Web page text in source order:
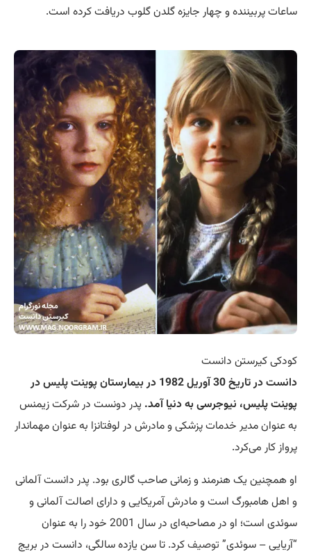
ساعات پربیننده و چهار جایزه گلدن گلوب دریافت کرده است.
کودکی کیرستن دانست
دانست در تاریخ 30 آوریل 1982 در بیمارستان پوینت پلیس در
پوینت پلیس، نیوجرسی به دنیا آمد. پدر دونست در شرکت زیمنس
به عنوان مدیر خدمات پزشکی و مادرش در لوفتانزا به عنوان مهماندار
پرواز کار می‌کرد.
او همچنین یک هنرمند و زمانی صاحب گالری بود. پدر دانست آلمانی
و اهل هامبورگ است و مادرش آمریکایی و دارای اصالت آلمانی و
سوئدی است؛ او در مصاحبه‌ای در سال 2001 خود را به عنوان
“آریایی – سوئدی” توصیفکرد. تا سن یازده سالگی، دانست در بریج